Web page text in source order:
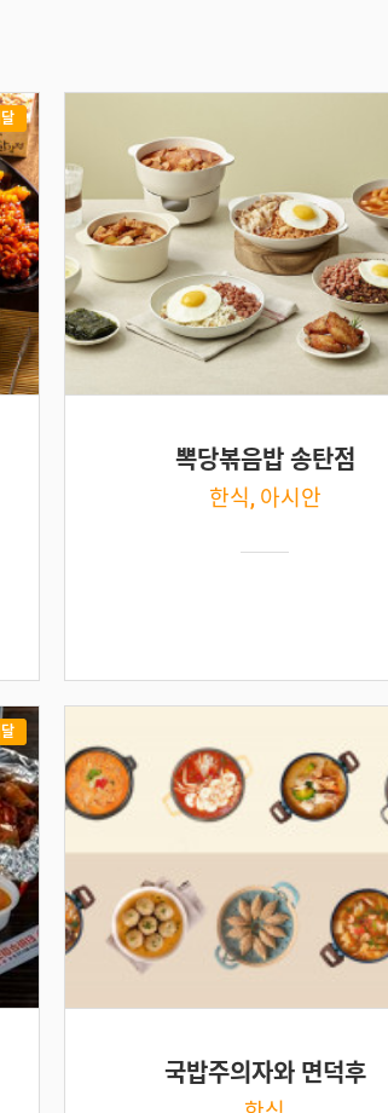
뽁당볶음밥 송탄점
한식, 아시안
국밥주의자와 면덕후